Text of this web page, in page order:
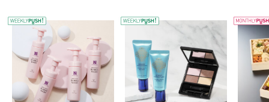
WEEKLY PUSH